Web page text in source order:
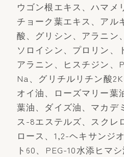
ウゴン根エキス、ハマメ
チョーク葉エキス、アル
酸、グリシン、アラニン
ソロイシン、プロリン、
アラニン、ヒスチジン、
Na、グリチルリチン酸
オイ油、ローズマリー葉
葉油、ダイズ油、マカデ
ス-8エステルズ、スクレ
ロース、1,2-ヘキサンジ
ト60、PEG-10水添ヒマ